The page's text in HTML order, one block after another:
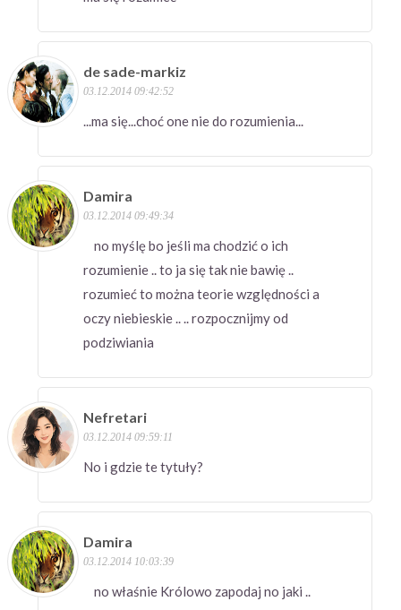
de sade-markiz
03.12.2014 09:42:52
...ma się...choć one nie do rozumienia...
Damira
03.12.2014 09:49:34
no myślę bo jeśli ma chodzić o ich
rozumienie .. to ja się tak nie bawię ..
rozumieć to można teorie względności a
oczy niebieskie .. .. rozpocznijmy od
podziwiania
Nefretari
03.12.2014 09:59:11
No i gdzie te tytuły?
Damira
03.12.2014 10:03:39
no właśnie Królowo zapodaj no jaki ..